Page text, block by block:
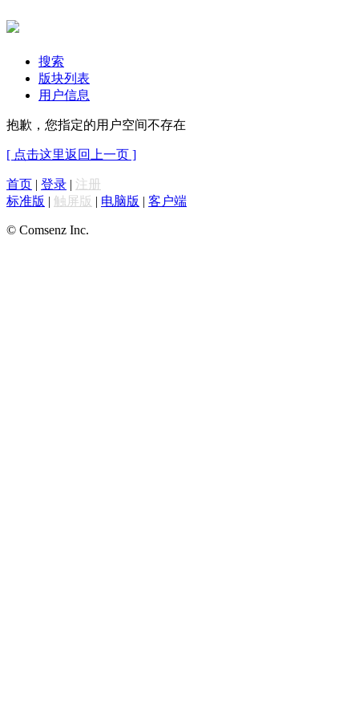
搜索
版块列表
用户信息
抱歉，您指定的用户空间不存在
[ 点击这里返回上一页 ]
首页 | 登录 | 注册
标准版 | 触屏版 | 电脑版 | 客户端
© Comsenz Inc.